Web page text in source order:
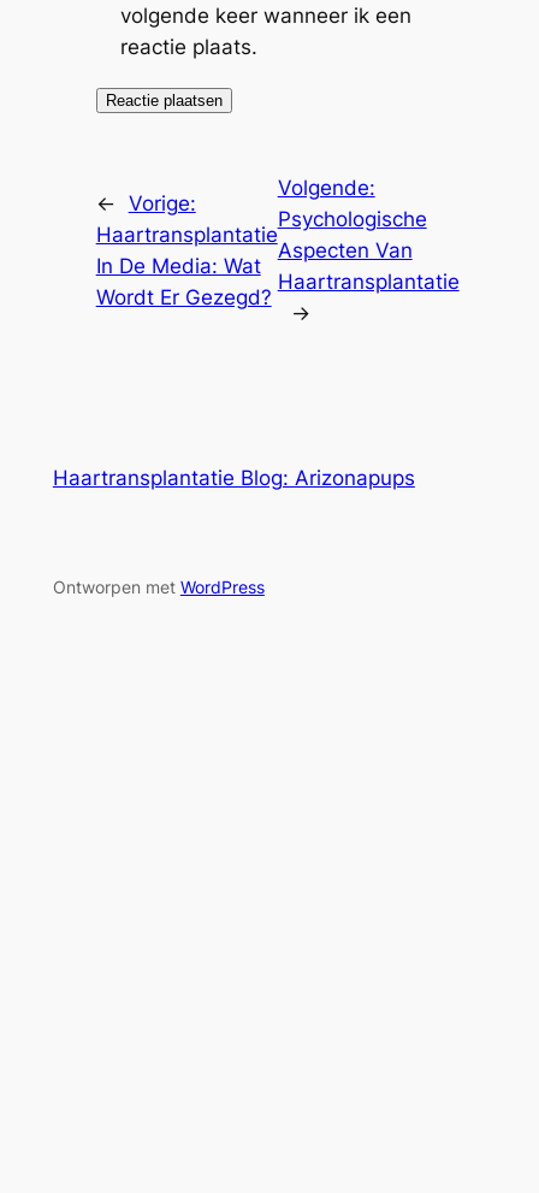
volgende keer wanneer ik een
reactie plaats.
← Vorige:
Haartransplantatie
In De Media: Wat
Wordt Er Gezegd?
Volgende:
Psychologische
Aspecten Van
Haartransplantatie
→
Haartransplantatie Blog: Arizonapups
Ontworpen met WordPress